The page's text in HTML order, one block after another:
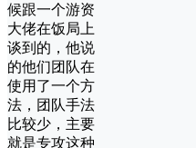
候跟一个游资
大佬在饭局上
谈到的，他说
的他们团队在
使用了一个方
法，团队手法
比较少，主要
就是专攻这种